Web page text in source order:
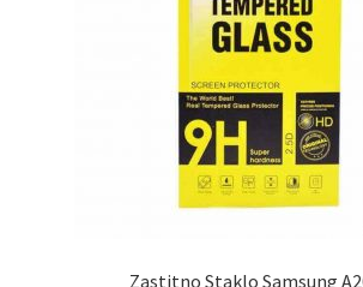
Zastitno Staklo Samsung